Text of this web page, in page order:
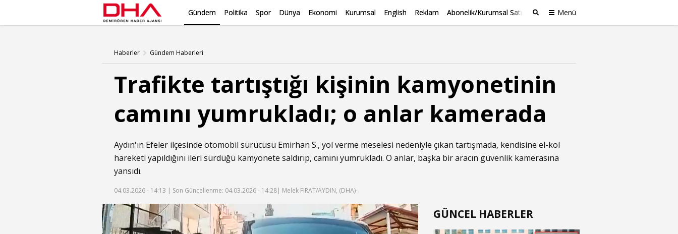
Gündem Politika Spor Dünya Ekonomi Kurumsal English Reklam Abonelik/Kurumsal Satış Menü
Haberler Gündem Haberleri
Trafikte tartıştığı kişinin kamyonetinin
camını yumrukladı; o anlar kamerada
Aydın'ın Efeler ilçesinde otomobil sürücüsü Emirhan S., yol verme meselesi nedeniyle çıkan tartışmada, kendisine el-kol
hareketi yapıldığını ileri sürdüğü kamyonete saldırıp, camını yumrukladı. O anlar, başka bir aracın güvenlik kamerasına
yansıdı.
04.03.2026 - 14:13 | Son Güncellenme: 04.03.2026 - 14:28| Melek FIRAT/AYDIN, (DHA)-
GÜNCEL HABERLER